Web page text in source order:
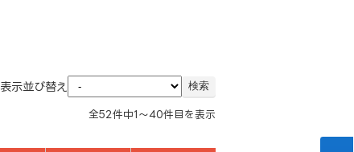
表示並び替え
全52件中1～40件目を表示